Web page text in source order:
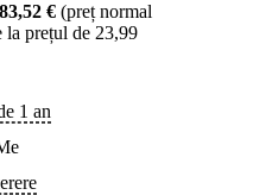
€ (preț normal
la prețul de 23,99
1 an